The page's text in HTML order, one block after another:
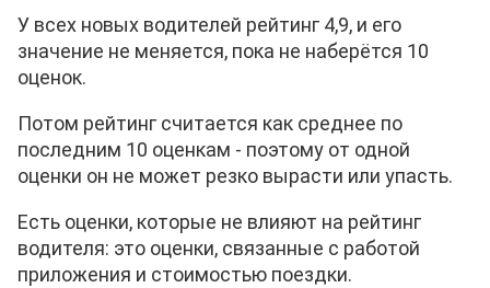
У всех новых водителей рейтинг 4,9, и его
значение не меняется, пока не наберётся 10
оценок.
Потом рейтинг считается как среднее по
последним 10 оценкам - поэтому от одной
оценки он не может резко вырасти или упасть.
Есть оценки, которые не влияют на рейтинг
водителя: это оценки, связанные с работой
приложения и стоимостью поездки.